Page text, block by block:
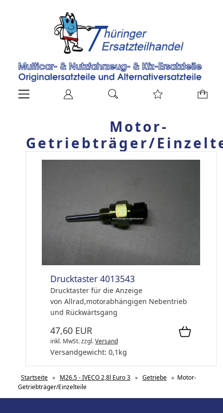
Motor-
Getriebträger/
Drucktaster 4013543
Drucktaster für die Anzeige
von Allrad,motorabhängigen Nebentrieb
und Rückwärtsgang
47,60 EUR
inkl. MwSt.zzgl.Versand
Versandgewicht: 0,1 kg
Startseite » M26.5 - IVECO 2,8l Euro 3 » Getriebe » Motor-
Getriebträger/Einzelteile